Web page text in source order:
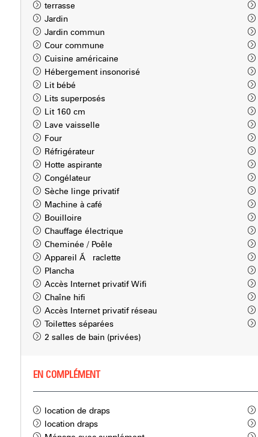
terrasse
Jardin
Jardin commun
Cour commune
Cuisine américaine
Hébergement insonorisé
Lit bébé
Lits superposés
Lit 160 cm
Lave vaisselle
Four
Réfrigérateur
Hotte aspirante
Congélateur
Sèche linge privatif
Machine à café
Bouilloire
Chauffage électrique
Cheminée / Poêle
Appareil Ã raclette
Plancha
Accès Internet privatif Wifi
Chaîne hifi
Accès Internet privatif réseau
Toilettes séparées
2 salles de bain (privées)
EN COMPLÉMENT
location de draps
location draps